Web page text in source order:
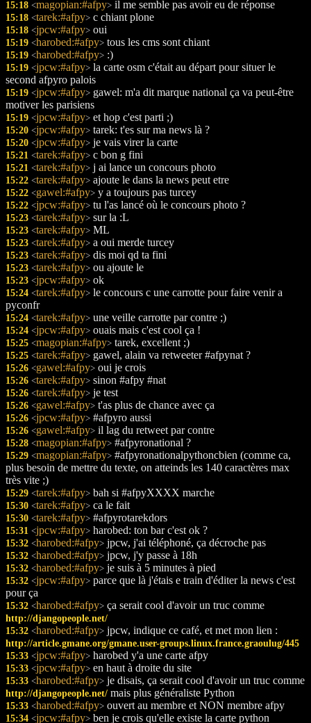
15:18 <magopian:#afpy> il me semble pas avoir eu de réponse
15:18 <tarek:#afpy> c chiant plone
15:18 <jpcw:#afpy> oui
15:19 <harobed:#afpy> tous les cms sont chiant
15:19 <harobed:#afpy> :)
15:19 <jpcw:#afpy> la carte osm c'était au départ pour situer le
second afpyro palois
15:19 <jpcw:#afpy> gawel: m'a dit marque national ça va peut-être
motiver les parisiens
15:19 <jpcw:#afpy> et hop c'est parti ;)
15:20 <jpcw:#afpy> tarek: t'es sur ma news là ?
15:20 <jpcw:#afpy> je vais virer la carte
15:21 <tarek:#afpy> c bon g fini
15:21 <tarek:#afpy> j ai lance un concours photo
15:22 <tarek:#afpy> ajoute le dans la news peut etre
15:22 <gawel:#afpy> y a toujours pas turcey
15:22 <jpcw:#afpy> tu l'as lancé où le concours photo ?
15:23 <tarek:#afpy> sur la :L
15:23 <tarek:#afpy> ML
15:23 <tarek:#afpy> a oui merde turcey
15:23 <tarek:#afpy> dis moi qd ta fini
15:23 <tarek:#afpy> ou ajoute le
15:23 <jpcw:#afpy> ok
15:24 <tarek:#afpy> le concours c une carrotte pour faire venir a
pyconfr
15:24 <tarek:#afpy> une veille carrotte par contre ;)
15:24 <jpcw:#afpy> ouais mais c'est cool ça !
15:25 <magopian:#afpy> tarek, excellent ;)
15:25 <tarek:#afpy> gawel, alain va retweeter #afpynat ?
15:26 <gawel:#afpy> oui je crois
15:26 <tarek:#afpy> sinon #afpy #nat
15:26 <tarek:#afpy> je test
15:26 <gawel:#afpy> t'as plus de chance avec ça
15:26 <jpcw:#afpy> #afpyro aussi
15:26 <gawel:#afpy> il lag du retweet par contre
15:28 <magopian:#afpy> #afpyronational ?
15:29 <magopian:#afpy> #afpyronationalpythoncbien (comme ca,
plus besoin de mettre du texte, on atteinds les 140 caractères max
très vite ;)
15:29 <tarek:#afpy> bah si #afpyXXXX marche
15:30 <tarek:#afpy> ca le fait
15:30 <tarek:#afpy> #afpyrotarekdors
15:31 <jpcw:#afpy> harobed: ton bar c'est ok ?
15:32 <harobed:#afpy> jpcw, j'ai téléphoné, ça décroche pas
15:32 <harobed:#afpy> jpcw, j'y passe à 18h
15:32 <harobed:#afpy> je suis à 5 minutes à pied
15:32 <jpcw:#afpy> parce que là j'étais e train d'éditer la news c'est
pour ça
15:32 <harobed:#afpy> ça serait cool d'avoir un truc comme
http://djangopeople.net/
15:32 <harobed:#afpy> jpcw, indique ce café, et met mon lien :
http://article.gmane.org/gmane.user-groups.linux.france.graoulug/445
15:33 <jpcw:#afpy> harobed y'a une carte afpy
15:33 <jpcw:#afpy> en haut à droite du site
15:33 <harobed:#afpy> je disais, ça serait cool d'avoir un truc comme
http://djangopeople.net/ mais plus généraliste Python
15:33 <harobed:#afpy> ouvert au membre et NON membre afpy
15:34 <jpcw:#afpy> ben je crois qu'elle existe la carte python